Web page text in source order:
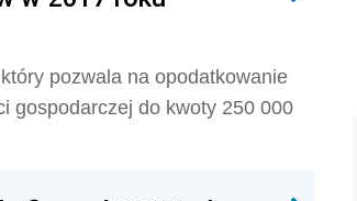
pozwala na opodatkowanie
gospodarczej do kwoty 250 000